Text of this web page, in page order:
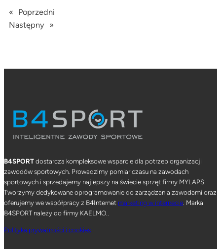
«
Poprzedni
Następny »
B4SPORTdostarcza kompleksowe wsparcie dla potrzeb organizacji
zawodów sportowych. Prowadzimy pomiar czasu na zawodach
sportowych i sprzedajemy najlepszy na świecie sprzęt firmy MYLAPS.
Tworzymy dedykowane oprogramowanie do zarządzania zawodami oraz
oferujemy we współpracy z B4Internet marketing w internecie . Marka
B4SPORT należy do firmy KAELMO..
Polityka prywatności i cookies